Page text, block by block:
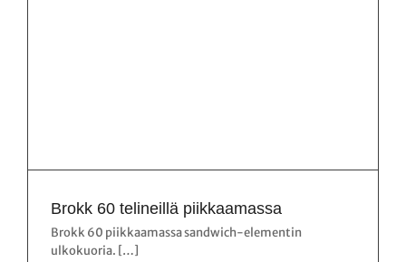
Brokk 60 telineillä piikkaamassa
Brokk 60 piikkaamassa sandwich-elementin
ulkokuoria. […]